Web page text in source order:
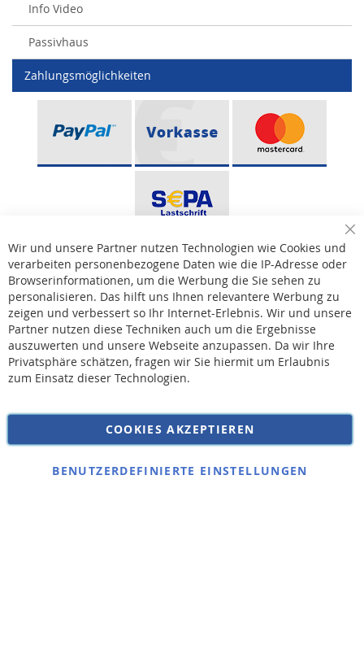
Info Video
Passivhaus
Zahlungsmöglichkeiten
* Bei der Lieferung auf deutsche Inseln wird ein Inselzuschlag von 15,00 € auf die
Versandkosten erhoben.
AGB
Widerruf
Datenschutz
Impressum
Kontakt
Wir und unsere Partner nutzen Technologien wie Cookies und
verarbeiten personenbezogene Daten wie die IP-Adresse oder
Browserinformationen, um die Werbung die Sie sehen zu
personalisieren. Das hilft uns Ihnen relevantere Werbung zu
zeigen und verbessert so Ihr Internet-Erlebnis. Wir und unsere
Partner nutzen diese Techniken auch um die Ergebnisse
auszuwerten und unsere Webseite anzupassen. Da wir Ihre
Privatsphäre schätzen, fragen wir Sie hiermit um Erlaubnis
zum Einsatz dieser Technologien.
COOKIES AKZEPTIEREN
BENUTZERDEFINIERTE EINSTELLUNGEN